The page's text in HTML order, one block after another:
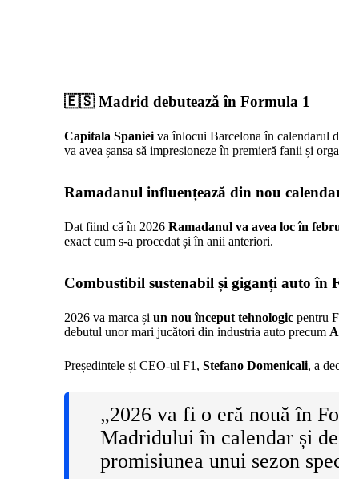
🇪🇸 Madrid debutează în Formula 1
Capitala Spaniei va înlocui Barcelona în calendarul
va avea șansa să impresioneze în premieră fanii și
Ramadanul influențează din nou
Dat fiind că în 2026 Ramadanul va avea loc în
exact cum s-a procedat și în anii anteriori.
Combustibil sustenabil și giganți auto în
2026 va marca și un nou început tehnologic pentru
debutul unor mari jucători din industria auto precum
Președintele și CEO-ul F1, Stefano Domenicali, a
„2026 va fi o eră nouă în
Madridului în calendar și
promisiunea unui sezon